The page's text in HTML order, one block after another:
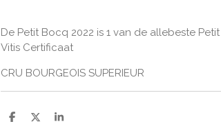
De Petit Bocq 2022 is 1 van de allebeste
Vitis Certificaat
CRU BOURGEOIS SUPERIEUR
D D S